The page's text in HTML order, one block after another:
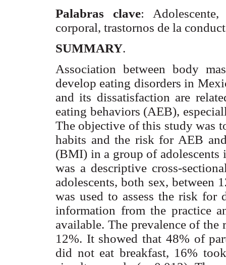
Palabras clave:
corporal, trastornos de la
SUMMARY.
Association between body
develop eating disorders in
and its dissatisfaction are
eating behaviors (AEB),
The objective of this study was
habits and the risk for AEB
(BMI) in a group of
was a descriptive cross-
adolescents, both sex, between
was used to assess the risk
information from the practice
available. The prevalence of
12%. It showed that 48% of
did not eat breakfast, 16%